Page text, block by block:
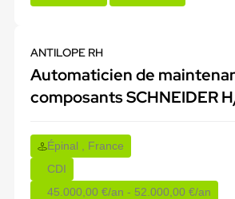
ANTILOPE RH
Automaticien de
composants SCHNEIDER
Épinal , France
CDI
45.000,00 €/an - 52.000,00 €/an